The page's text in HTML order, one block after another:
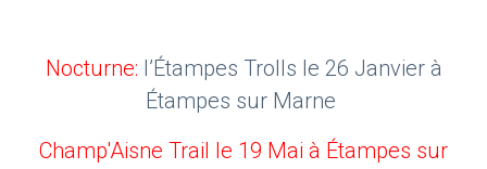
Nocturne: l’Étampes Trolls le 26 Janvier à
Étampes sur Marne
Champ'Aisne Trail le 19 Mai à Étampes sur